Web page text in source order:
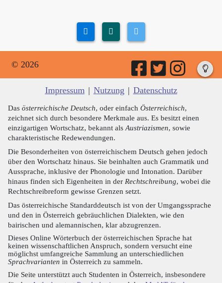
© 2026
Impressum | Nutzung | Datenschutz
Das österreichische Deutsch, oder einfach Österreichisch,
zeichnet sich durch besondere Merkmale aus. Es besitzt einen
einzigartigen Wortschatz, bekannt als Austriazismen, sowie
charakteristische Redewendungen.
Die Besonderheiten von österreichischem Deutsch gehen jedoch
über den Wortschatz hinaus. Sie beinhalten auch Grammatik und
Aussprache, inklusive der Phonologie und Intonation. Darüber
hinaus finden sich Eigenheiten in der Rechtschreibung, wobei die
Rechtschreibreform gewisse Grenzen setzt.
Das österreichische Standarddeutsch ist von der Umgangssprache
und den in Österreich gebräuchlichen Dialekten, wie den
bairischen und alemannischen, klar abzugrenzen.
Dieses Online Wörterbuch der österreichischen Sprache hat
keinen wissenschaftlichen Anspruch, sondern versucht eine
möglichst umfangreiche Sammlung an unterschiedlichen
Sprachvarianten in Österreich zu sammeln.
Die Seite unterstützt auch Studenten in Österreich, insbesondere